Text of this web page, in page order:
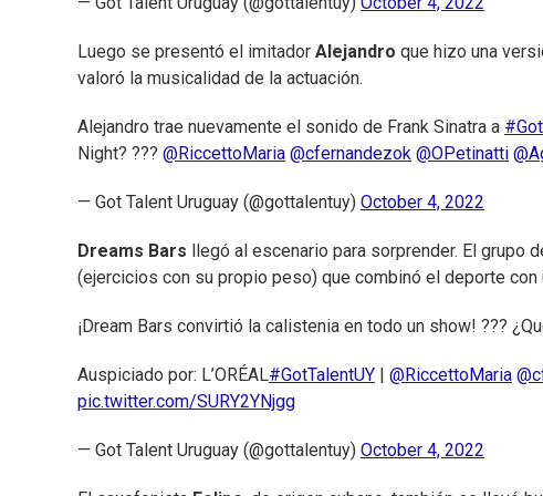
Luego se presentó el imitador Alejandro que hizo una
valoró la musicalidad de la actuación.
Alejandro trae nuevamente el sonido de Frank Sinatra a
Night? ??? @RiccettoMaria @cfernandezok @OPetinatti
— Got Talent Uruguay (@gottalentuy) October 4, 2022
Dreams Bars llegó al escenario para sorprender. El
(ejercicios con su propio peso) que combinó el deporte con
¡Dream Bars convirtió la calistenia en todo un show! ???
Auspiciado por: L’ORÉAL#GotTalentUY @RiccettoMaria
pic.twitter.com/SURY2YNjgg
— Got Talent Uruguay (@gottalentuy) October 4, 2022